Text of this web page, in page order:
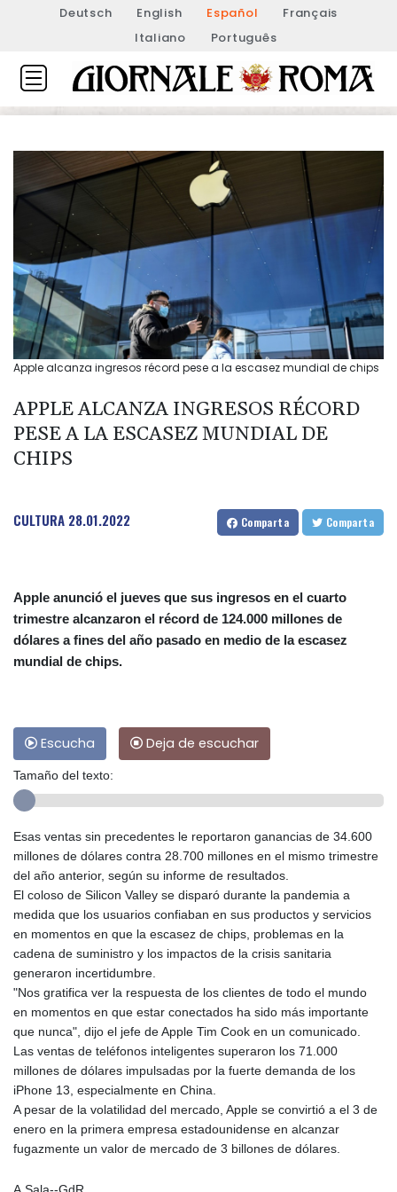
Deutsch English Español
Français
Italiano
Português
Apple alcanza ingresos récord pese a la escasez mundial de chips
APPLE ALCANZA INGRESOS RÉCORD
PESE A LA ESCASEZ MUNDIAL DE
CHIPS
CULTURA 28.01.2022 Comparta Comparta
Apple anunció el jueves que sus ingresos en el cuarto
trimestre alcanzaron el récord de 124.000 millones de
dólares a fines del año pasado en medio de la escasez
mundial de chips.
Escucha Deja de escuchar
Tamaño del texto:
Esas ventas sin precedentes le reportaron ganancias de 34.600
millones de dólares contra 28.700 millones en el mismo trimestre
del año anterior, según su informe de resultados.
El coloso de Silicon Valley se disparó durante la pandemia a
medida que los usuarios confiaban en sus productos y servicios
en momentos en que la escasez de chips, problemas en la
cadena de suministro y los impactos de la crisis sanitaria
generaron incertidumbre.
"Nos gratifica ver la respuesta de los clientes de todo el mundo
en momentos en que estar conectados ha sido más importante
que nunca", dijo el jefe de Apple Tim Cook en un comunicado.
Las ventas de teléfonos inteligentes superaron los 71.000
millones de dólares impulsadas por la fuerte demanda de los
iPhone 13, especialmente en China.
A pesar de la volatilidad del mercado, Apple se convirtió a el 3 de
enero en la primera empresa estadounidense en alcanzar
fugazmente un valor de mercado de 3 billones de dólares.